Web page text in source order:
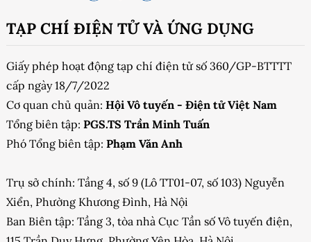
TẠP CHÍ ĐIỆN TỬ VÀ ỨNG DỤNG
Giấy phép hoạt động tạp chí điện tử số 360/GP-BTTTT
cấp ngày 18/7/2022
Cơ quan chủ quản: Hội Vô tuyến - Điện tử Việt Nam
Tổng biên tập: PGS.TS Trần Minh Tuấn
Phó Tổng biên tập: Phạm Văn Anh
Trụ sở chính: Tầng 4, số 9 (Lô TT01-07, số 103) Nguyễn
Xiển, Phường Khương Đình, Hà Nội
Ban Biên tập: Tầng 3, tòa nhà Cục Tần số Vô tuyến điện,